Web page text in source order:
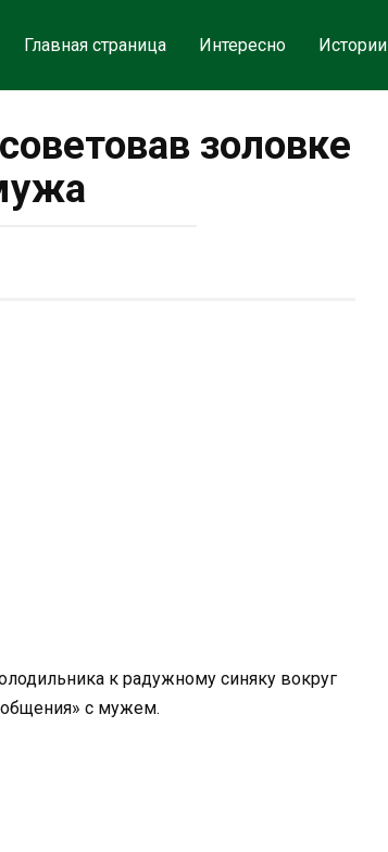
Главная страница Интересно Истории
золовке
к радужному синяку вокруг
с мужем.